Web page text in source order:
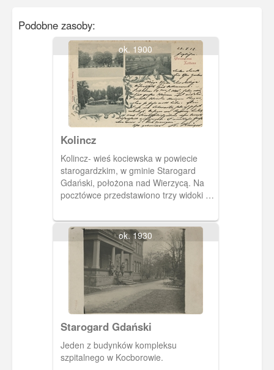
Podobne zasoby:
ok. 1900
Kolincz
Kolincz- wieś kociewska w powiecie
starogardzkim, w gminie Starogard
Gdański, położona nad Wierzycą. Na
pocztówce przedstawiono trzy widoki z
ok. 1930
Starogard Gdański
Jeden z budynków kompleksu
szpitalnego w Kocborowie.